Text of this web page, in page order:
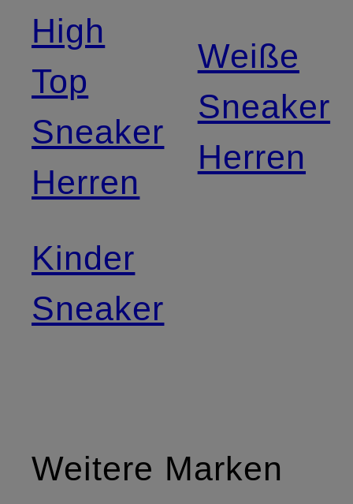
High
Top
Sneaker
Herren
Kinder
Sneaker
Weiße
Sneaker
Herren
Weitere Marken